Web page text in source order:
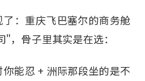
：重庆飞巴塞尔的商务舱
，骨子里其实是在选：
能忍 + 洲际那段坐的是不